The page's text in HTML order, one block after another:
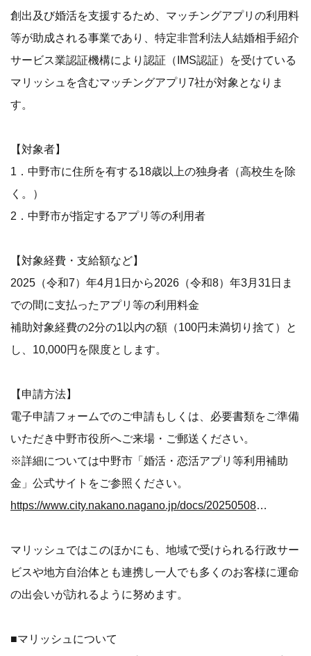
創出及び婚活を支援するため、マッチングアプリの利用料
等が助成される事業であり、特定非営利法人結婚相手紹介
サービス業認証機構により認証（IMS認証）を受けている
マリッシュを含むマッチングアプリ7社が対象となりま
す。
【対象者】
1．中野市に住所を有する18歳以上の独身者（高校生を除
く。）
2．中野市が指定するアプリ等の利用者
【対象経費・支給額など】
2025（令和7）年4月1日から2026（令和8）年3月31日ま
での間に支払ったアプリ等の利用料金
補助対象経費の2分の1以内の額（100円未満切り捨て）と
し、10,000円を限度とします。
【申請方法】
電子申請フォームでのご申請もしくは、必要書類をご準備
いただき中野市役所へご来場・ご郵送ください。
※詳細については中野市「婚活・恋活アプリ等利用補助
金」公式サイトをご参照ください。
https://www.city.nakano.nagano.jp/docs/2025050800019/
マリッシュではこのほかにも、地域で受けられる行政サー
ビスや地方自治体とも連携し一人でも多くのお客様に運命
の出会いが訪れるように努めます。
■マリッシュについて